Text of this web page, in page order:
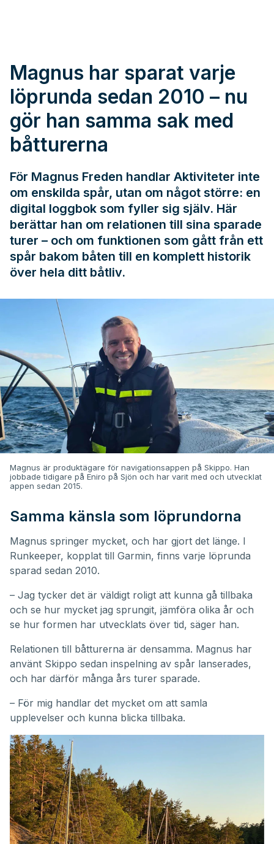
Magnus har sparat varje
löprunda sedan 2010 – nu
gör han samma sak med
båtturerna
För Magnus Freden handlar Aktiviteter inte
om enskilda spår, utan om något större: en
digital loggbok som fyller sig själv. Här
berättar han om relationen till sina sparade
turer – och om funktionen som gått från ett
spår bakom båten till en komplett historik
över hela ditt båtliv.
Magnus är produktägare för navigationsappen på Skippo. Han
jobbade tidigare på Eniro på Sjön och har varit med och utvecklat
appen sedan 2015.
Samma känsla som löprundorna
Magnus springer mycket, och har gjort det länge. I
Runkeeper, kopplat till Garmin, finns varje löprunda
sparad sedan 2010.
– Jag tycker det är väldigt roligt att kunna gå tillbaka
och se hur mycket jag sprungit, jämföra olika år och
se hur formen har utvecklats över tid, säger han.
Relationen till båtturerna är densamma. Magnus har
använt Skippo sedan inspelning av spår lanserades,
och har därför många års turer sparade.
– För mig handlar det mycket om att samla
upplevelser och kunna blicka tillbaka.